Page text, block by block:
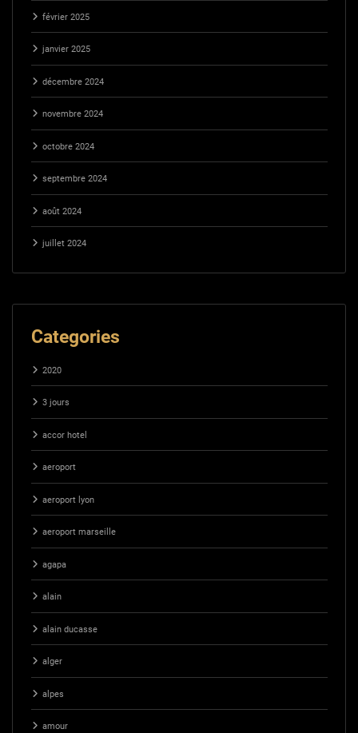
février 2025
janvier 2025
décembre 2024
novembre 2024
octobre 2024
septembre 2024
août 2024
juillet 2024
Categories
2020
3 jours
accor hotel
aeroport
aeroport lyon
aeroport marseille
agapa
alain
alain ducasse
alger
alpes
amour